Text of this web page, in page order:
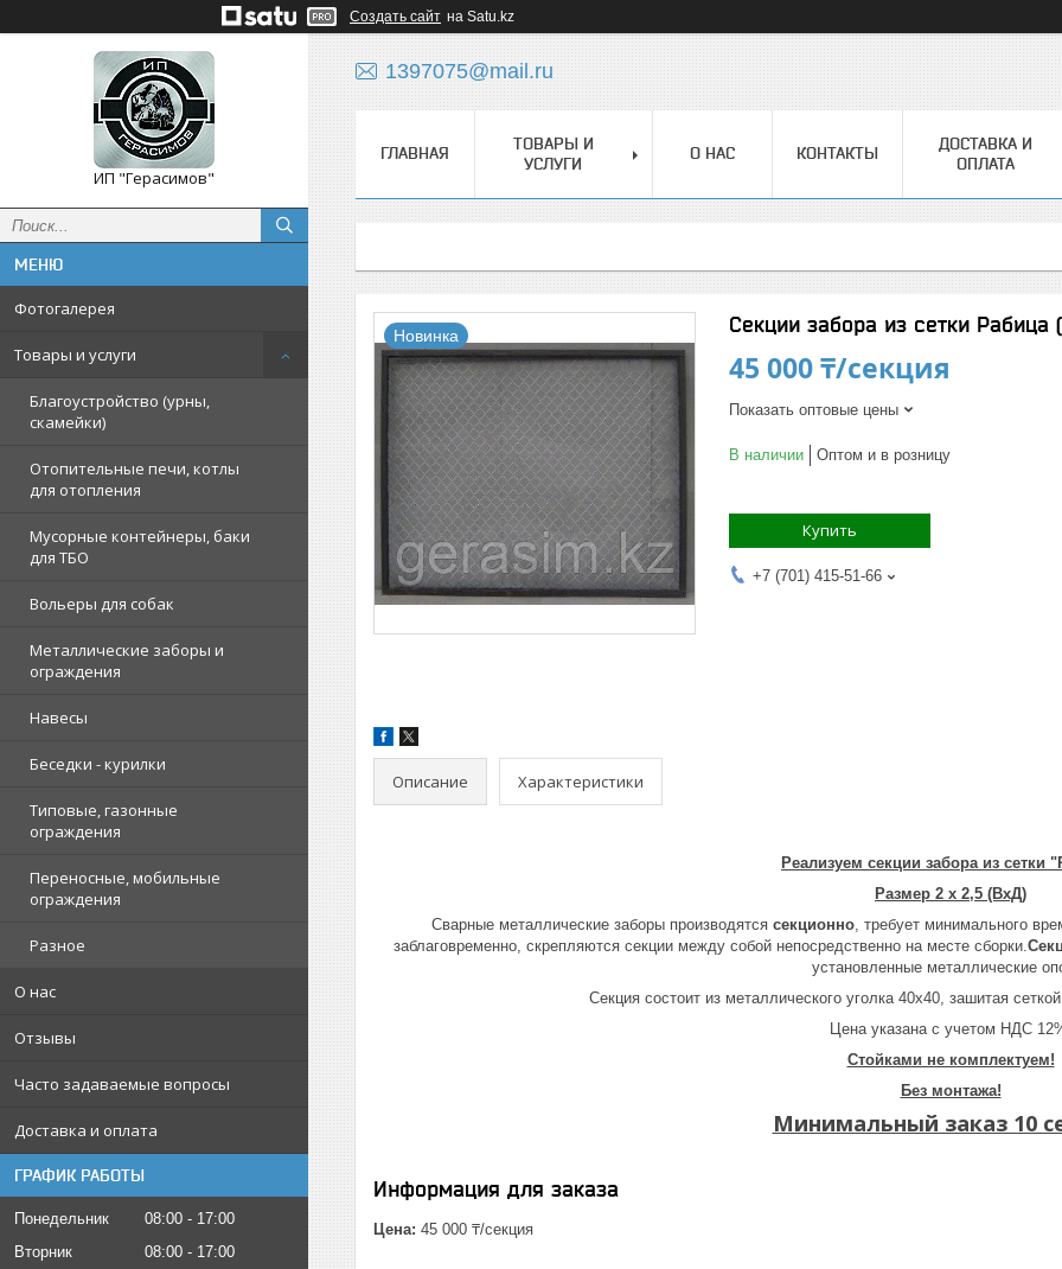
Создать сайт на Satu.kz
ИП "Герасимов"
Фотогалерея
Товары и услуги
Благоустройство (урны,
скамейки)
Отопительные печи, котлы
для отопления
Мусорные контейнеры, баки
для ТБО
Вольеры для собак
Металлические заборы и
ограждения
Навесы
Беседки - курилки
Типовые, газонные
ограждения
Переносные, мобильные
ограждения
Разное
О нас
Отзывы
Часто задаваемые вопросы
Доставка и оплата
ГРАФИК РАБОТЫ
Понедельник 08:00
17:00
Вторник
08:00
17:00
1397075@mail.ru
ГЛАВНАЯ
ТОВАРЫ И
УСЛУГИ
О НАС КОНТАКТЫ
ДОСТАВКА И
ОПЛАТА
Новинка Секции забора из сетки Рабица
45 000 ₸/секция
Показать оптовые цены
В наличии Оптом и в розницу
Купить
+7 (701) 415-51-66
Описание Характеристики
Реализуем секции забора из сетки
Размер 2 х 2,5 (ВхД)
Сварные металлические заборы производятся секционно, требует минимального
заблаговременно, скрепляются секции между собой непосредственно на месте сборки.
установленные металлические
Секция состоит из металлического уголка 40х40, зашитая
Цена указана с учетом НДС
Стойками не комплектуем!
Без монтажа!
Минимальный заказ 10
Информация для заказа
Цена: 45 000 ₸/секция